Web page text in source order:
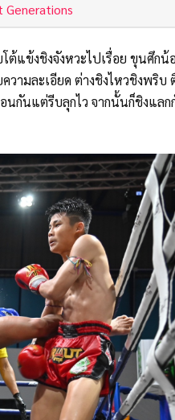
ต้แข้งชิงจังหวะไปเรื่อย ขุนศึก
วามละเอียด ต่างชิงไหวชิงพริ
นกันแต่รีบลุกไว จากนั้นก็ชิงแล